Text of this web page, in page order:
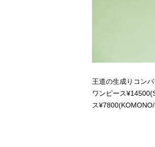
王道の生成りコン
ワンピース
ス